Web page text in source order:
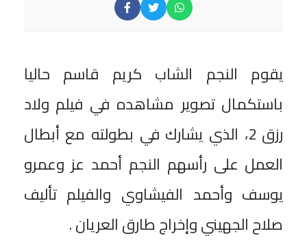
يقوم النجم الشاب كريم قاسم حاليا
باستكمال تصوير مشاهده في فيلم ولاد
رزق 2، الذي يشارك في بطولته مع أبطال
العمل على رأسهم النجم أحمد عز وعمرو
يوسف وأحمد الفيشاوي والفيلم تأليف
صلاح الجهيني وإخراج طارق العريان .